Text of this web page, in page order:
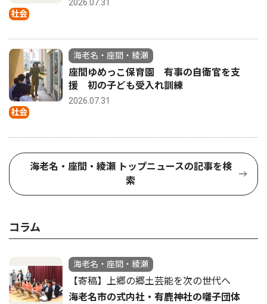
社会
2026.07.31
社会
海老名・座間・綾瀬
座間ゆめっこ保育園 有事の自衛官を支
援 初の子ども受入れ訓練
2026.07.31
海老名・座間・綾瀬 トップニュースの記事を検
索
コラム
海老名・座間・綾瀬
【寄稿】上郷の郷土芸能を次の世代へ
海老名市の式内社・有鹿神社の囃子団体